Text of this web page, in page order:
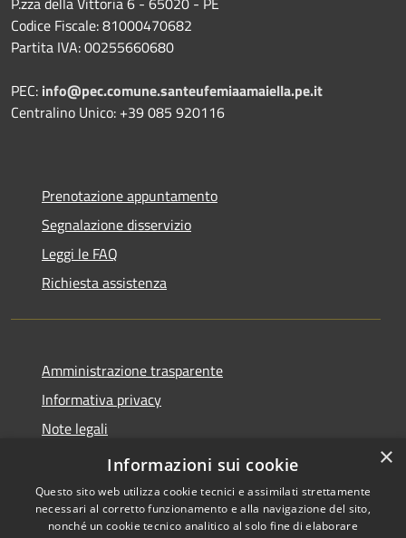
Codice Fiscale: 81000470682
Partita IVA: 00255660680
PEC: info@pec.comune.santeufemiaamaiella.pe.it
Centralino Unico: +39 085 920116
Prenotazione appuntamento
Segnalazione disservizio
Leggi le FAQ
Richiesta assistenza
Amministrazione trasparente
Informativa privacy
Note legali
Dichiarazione di accessibilità
×
Informazioni sui cookie
Questo sito web utilizza cookie tecnici e assimilati strettamente
necessari al corretto funzionamento e alla navigazione del sito,
nonché un cookie tecnico analitico al solo fine di elaborare